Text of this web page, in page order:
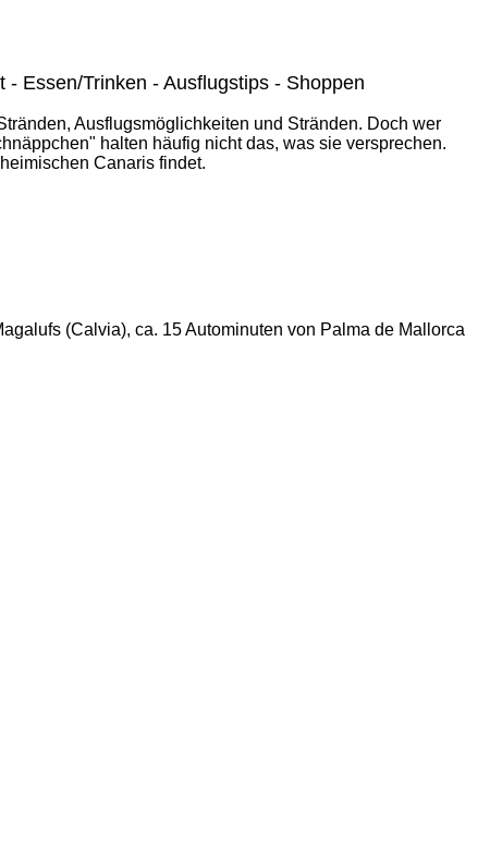
Essen/Trinken - Ausflugstips - Shoppen
Ausflugsmöglichkeiten und Stränden. Doch wer
halten häufig nicht das, was sie versprechen.
Canaris findet.
(Calvia), ca. 15 Autominuten von Palma de Mallorca